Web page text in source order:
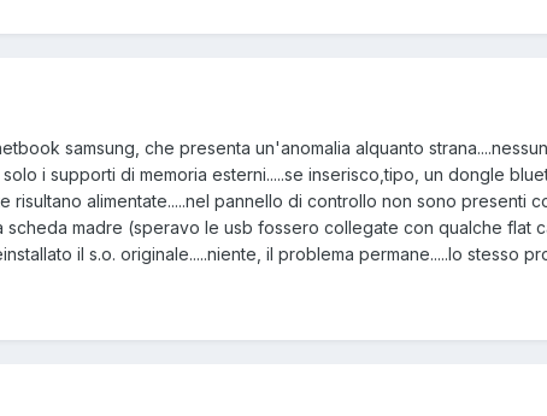
samsung, che presenta un'anomalia alquanto
i supporti di memoria esterni.....se inserisco,tipo, un dongle
risultano alimentate.....nel pannello di controllo non sono presenti
scheda madre (speravo le usb fossero collegate con qualche flat
il s.o. originale.....niente, il problema permane.....lo stesso